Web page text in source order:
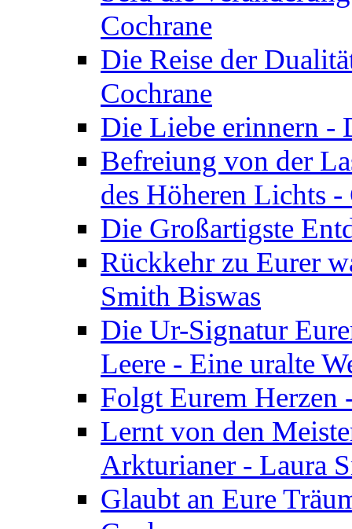
Cochrane
Die Reise der
Cochrane
Die Liebe erinnern -
Befreiung von der
des Höheren Lichts
Die Großartigste
Rückkehr zu Eurer
Smith Biswas
Die Ur-Signatur
Leere - Eine uralte
Folgt Eurem
Lernt von den
Arkturianer - Laura
Glaubt an Eure